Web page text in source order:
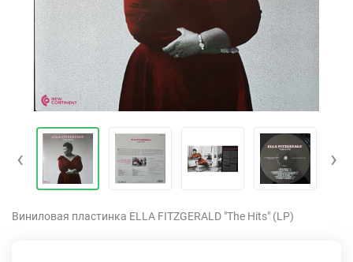
‹ ›
Виниловая пластинка ELLA FITZGERALD "The Hits" (LP)